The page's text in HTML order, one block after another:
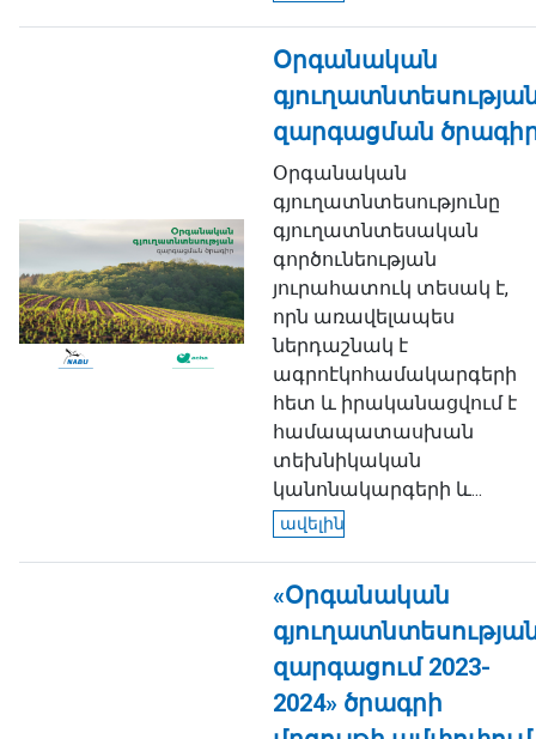
Օրգանական
զարգացման
Օրգանական
գյուղատնտեսությունը
գյուղատնտեսական
գործունեության
յուրահատուկ տեսակ է,
որն առավելապես
ներդաշնակ է
ագրոէկոհամակարգերի
հետ և իրականացվում է
համապատասխան
տեխնիկական
կանոնակարգերի և...
ավելին
«Օրգանական
զարգացում 2023-
2024» ծրագրի